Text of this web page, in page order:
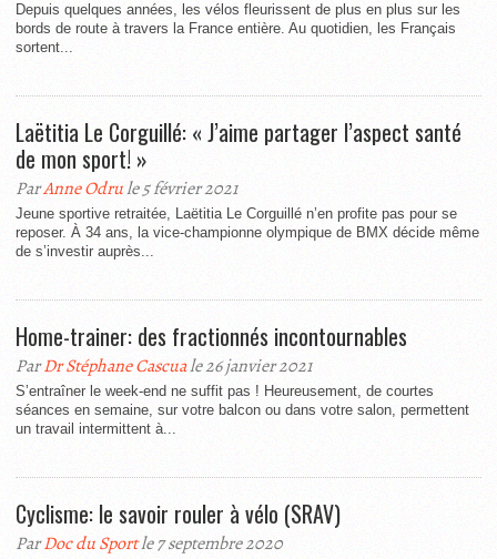
Depuis quelques années, les vélos fleurissent de plus en plus sur les
bords de route à travers la France entière. Au quotidien, les Français
sortent...
Laëtitia Le Corguillé: « J’aime partager l’aspect santé
de mon sport! »
ParAnne Odrule 5 février 2021
Jeune sportive retraitée, Laëtitia Le Corguillé n’en profite pas pour se
reposer. À 34 ans, la vice-championne olympique de BMX décide même
de s’investir auprès...
Home-trainer: des fractionnés incontournables
ParDr Stéphane Cascuale 26 janvier 2021
S’entraîner le week-end ne suffit pas ! Heureusement, de courtes
séances en semaine, sur votre balcon ou dans votre salon, permettent
un travail intermittent à...
Cyclisme: le savoir rouler à vélo (SRAV)
ParDoc du Sportle 7 septembre 2020